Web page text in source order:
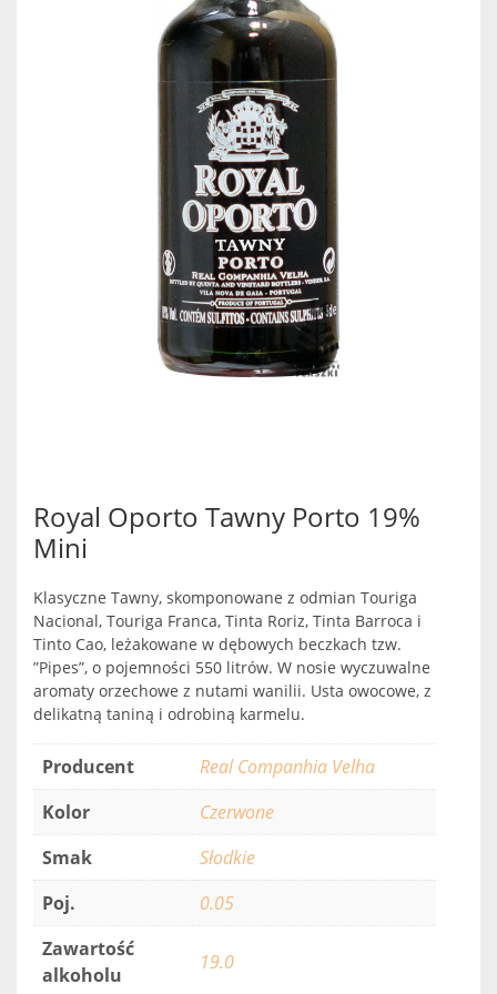
Royal Oporto Tawny Porto 19%
Mini
Klasyczne Tawny, skomponowane z odmian Touriga
Nacional, Touriga Franca, Tinta Roriz, Tinta Barroca i
Tinto Cao, leżakowane w dębowych beczkach tzw.
”Pipes”, o pojemności 550 litrów. W nosie wyczuwalne
aromaty orzechowe z nutami wanilii. Usta owocowe, z
delikatną taniną i odrobiną karmelu.
Producent
Real Companhia Velha
Kolor
Czerwone
Smak
Słodkie
Poj.
0.05
Zawartość
alkoholu
19.0